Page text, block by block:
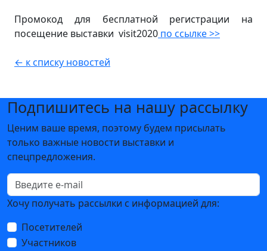
Промокод для бесплатной регистрации на
посещение выставки visit2020 по ссылке >>
← к списку новостей
Подпишитесь на нашу рассылку
Ценим ваше время, поэтому будем присылать
только важные новости выставки и
спецпредложения.
Хочу получать рассылки с информацией для:
Посетителей
Участников